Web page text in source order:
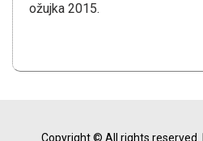
ožujka 2015.
Copyright © All rights reserved.